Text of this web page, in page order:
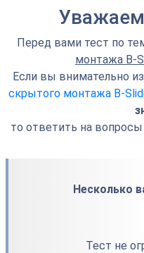
Перед вами тест по
монтажа B-
Если вы внимательно
скрытого монтажа B-
то ответить на
Несколько
Тест не